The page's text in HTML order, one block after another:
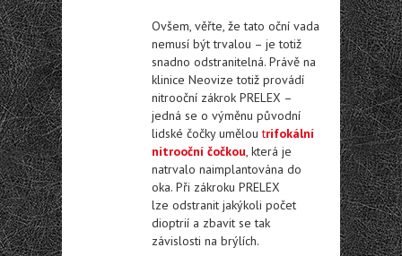
Ovšem, věřte, že tato oční vada
nemusí být trvalou – je totiž
snadno odstranitelná. Právě na
klinice Neovize totiž provádí
nitrooční zákrok PRELEX –
jedná se o výměnu původní
lidské čočky uměloutrifokální
nitrooční čočkou, která je
natrvalo naimplantována do
oka. Při zákroku PRELEX
lze odstranit jakýkoli počet
dioptrií a zbavit se tak
závislosti na brýlích.